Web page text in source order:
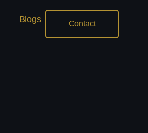
Blogs Contact